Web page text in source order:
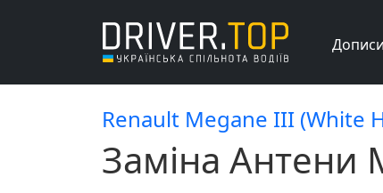
Дописи
Renault Megane III (White
Заміна Антени